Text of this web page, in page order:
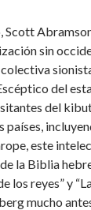
Scott
sin
del
del
este
la Biblia
los reyes” y
mucho